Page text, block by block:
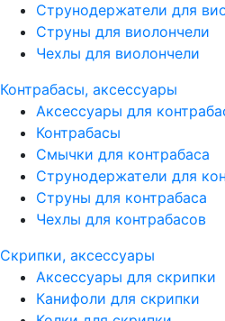
Струнодержатели для
Струны для виолончели
Чехлы для виолончели
Контрабасы, аксессуары
Аксессуары для
Контрабасы
Смычки для контрабаса
Струнодержатели для
Струны для контрабаса
Чехлы для контрабасов
Скрипки, аксессуары
Аксессуары для скрипки
Канифоли для скрипки